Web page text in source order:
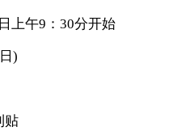
上午9：30分开始
)
贴